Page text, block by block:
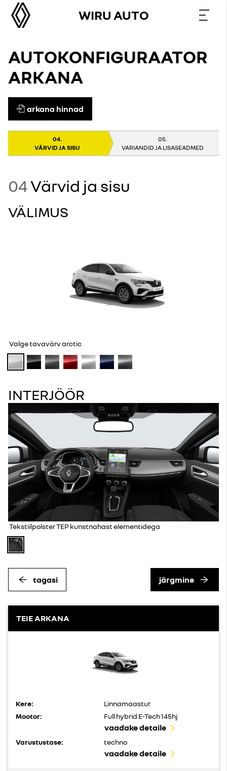
WIRU AUTO
AUTOKONFIGURAATOR
ARKANA
arkana hinnad
VÄRVID JA SISU VARIANDID JA LISASEADMED
04Värvid ja sisu
VÄLIMUS
Valge tavavärv arctic
INTERJÖÖR
Tekstiilpolster TEP kunstnahast elementidega
tagasi järgmine
TEIE ARKANA
Kere:
Linnamaastur
Mootor:
Full hybrid E-Tech 145hj
vaadake detaile
Varustustase: techno
vaadake detaile